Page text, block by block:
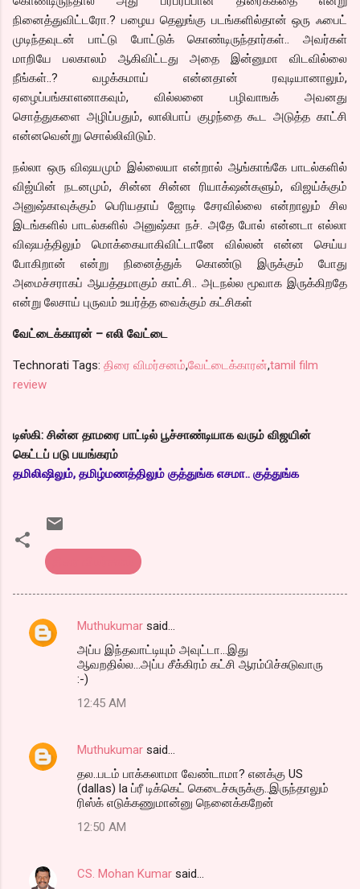
நினைத்துவிட்டரோ.? பழைய தெலுங்கு படங்களில்தான் ஒரு ஃபைட்
முடிந்தவுடன் பாட்டு போட்டுக் கொண்டிருந்தார்கள்.. அவர்கள்
மாறியே பலகாலம் ஆகிவிட்டது அதை இன்னுமா விடவில்லை
நீங்கள்..? வழக்கமாய் என்னதான் ரவுடியானாலும்,
ஏழைப்பங்காளனாகவும், வில்லனை பழிவாஙக் அவனது
சொத்துகளை அழிப்பதும், லாலிபாப் குழந்தை கூட அடுத்த காட்சி
என்னவென்று சொல்லிவிடும்.
நல்லா ஒரு விஷயமும் இல்லையா என்றால் ஆங்காங்கே பாடல்களில்
விஜ்யின் நடனமும், சின்ன சின்ன ரியாக்‌ஷன்களும், விஜய்க்கும்
அனுஷ்காவுக்கும் பெரியதாய் ஜோடி சேரவில்லை என்றாலும் சில
இடங்களில் பாடல்களில் அனுஷ்கா நச். அதே போல் என்னடா எல்லா
விஷயத்திலும் மொக்கையாகிவிட்டானே வில்லன் என்ன செய்ய
போகிறான் என்று நினைத்துக் கொண்டு இருக்கும் போது
அமைச்சராகப் ஆயத்தமாகும் காட்சி.. அடநல்ல மூவாக இருக்கிறதே
என்று லேசாய் புருவம் உயர்த்த வைக்கும் கட்சிகள்
வேட்டைக்காரன் – எலி வேட்டை
Technorati Tags: திரை விமர்சனம்,வேட்டைக்காரன்,tamil film
review
டிஸ்கி: சின்ன தாமரை பாட்டில் பூச்சாண்டியாக வரும் விஜயின்
கெட்டப் படு பயங்கரம்
தமிலிஷிலும், தமிழ்மணத்திலும் குத்துங்க எசமா.. குத்துங்க
C
n
t
Muthukumar said…
அப்ப இந்தவாட்டியும் அவுட்டா...இது
ஆவறதில்ல...அப்ப சீக்கிரம் கட்சி ஆரம்பிச்சுடுவாரு
:-)
12:45 AM
Muthukumar said…
தல..படம் பாக்கலாமா வேண்டாமா? எனக்கு US
(dallas) la ப்ரீ டிக்கெட் கெடைச்சுருக்கு..இருந்தாலும்
ரிஸ்க் எடுக்கணுமான்னு நெனைக்கறேன்
12:50 AM
CS. Mohan Kumar said…